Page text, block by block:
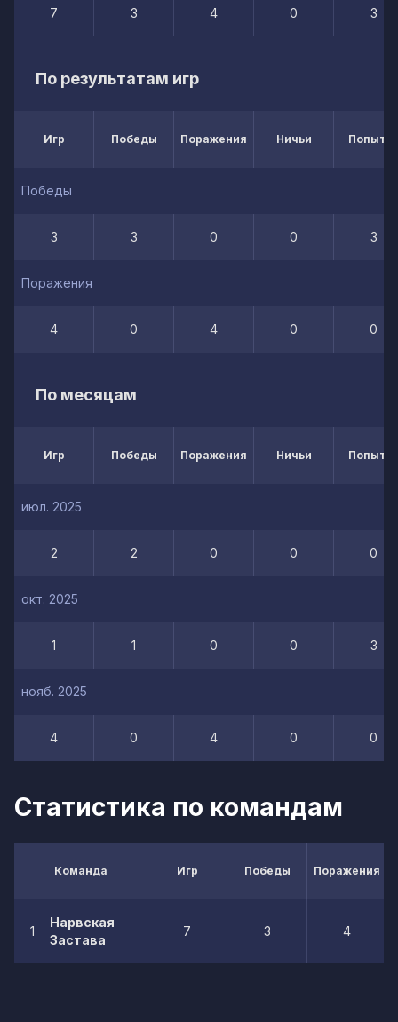
7 3 4 0 3
По результатам игр
Игр Победы Поражения Ничьи
Победы
3 3 0 0 3
Поражения
4 0 4 0 0
По месяцам
Игр Победы Поражения Ничьи
июл. 2025
2 2 0 0 0
окт. 2025
1 1 0 0 3
нояб. 2025
4 0 4 0 0
Статистика по командам
Команда Игр Победы Поражения
1
Нарвская
Застава
7 3 4